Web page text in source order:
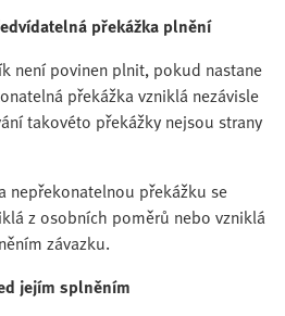
překážka plnění
není povinen plnit, pokud nastane
překážka vzniklá nezávisle
takovéto překážky nejsou strany
nepřekonatelnou překážku se
z osobních poměrů nebo vzniklá
závazku.
jejím splněním